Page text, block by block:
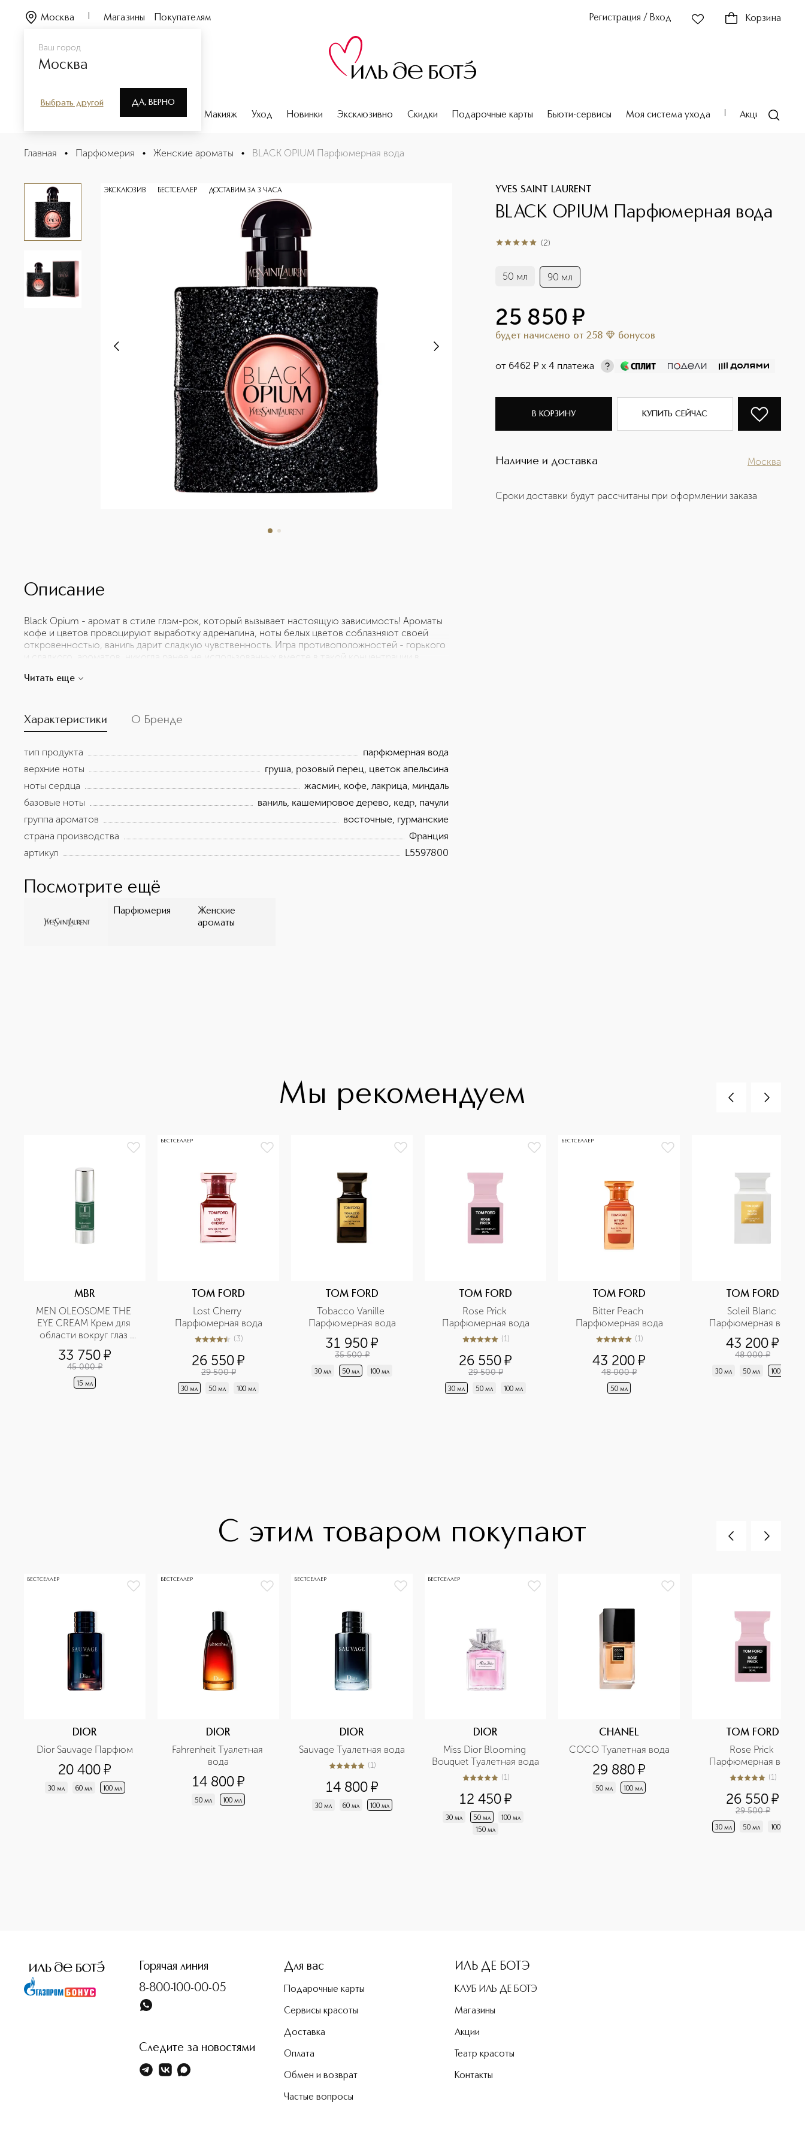
Ваш город
Москва
Выбрать другой ДА, ВЕРНО
Москва Магазины Покупателям Регистрация / Вход Корзина
Парфюмерия Макияж Уход Новинки Эксклюзивно Скидки Подарочные карты Бьюти-сервисы Моя система ухода Акции
BLACK OPIUM Парфюмерная вода
Описание
Главная • Парфюмерия • Женские ароматы • BLACK OPIUM Парфюмерная вода
ЭКСКЛЮЗИВ БЕСТСЕЛЛЕР ДОСТАВИМ ЗА 3 ЧАСА YVES SAINT LAURENT
BLACK OPIUM Парфюмерная вода
5из 52 (2)
50 мл 90 мл
25 850 ¤
будет начислено от 258 бонусов
от 6462 ¤ х 4 платежа
В КОРЗИНУ КУПИТЬ СЕЙЧАС
Наличие и доставка Москва
Сроки доставки будут рассчитаны при оформлении заказа
Описание
Black Opium - аромат в стиле глэм-рок, который вызывает настоящую зависимость! Ароматы
кофе и цветов провоцируют выработку адреналина, ноты белых цветов соблазняют своей
откровенностью, ваниль дарит сладкую чувственность. Игра противоположностей - горького
и сладкого, ароматов, никогда ранее не использованных вместе в такой концентрации в
аромат. Первая нота - кофе, пробуждает ваши чувства, дарит силу. Далее, аромат смягчается,
силы. Дерзкий? Возможно? Вызывает зависимость? Безусловно.
Читать еще
Характеристики О Бренде
тип продукта
парфюмерная вода
верхние ноты
груша, розовый перец, цветок апельсина
ноты сердца
жасмин, кофе, лакрица, миндаль
базовые ноты
ваниль, кашемировое дерево, кедр, пачули
группа ароматов
восточные, гурманские
страна производства
Франция
артикул
L5597800
Посмотрите ещё
Парфюмерия
Женские
ароматы
Мы рекомендуем
MBR
MEN OLEOSOME THE
EYE CREAM Крем для
области вокруг глаз
разглаживающий
33 750¤
45 000 ¤
15 мл
БЕСТСЕЛЛЕР
TOM FORD
Lost Cherry
Парфюмерная вода
4.4из53 (3)
26 550¤
29 500 ¤
30 мл 50 мл 100 мл
TOM FORD
Tobacco Vanille
Парфюмерная вода
31 950¤
35 500 ¤
30 мл 50 мл 100 мл
TOM FORD
Rose Prick
Парфюмерная вода
5из 51 (1)
26 550¤
29 500 ¤
30 мл 50 мл 100 мл
БЕСТСЕЛЛЕР
TOM FORD
Bitter Peach
Парфюмерная вода
5из 51 (1)
43 200¤
48 000 ¤
50 мл
TOM FORD
Soleil Blanc
Парфюмерная вода
43 200¤
48 000 ¤
30 мл 50 мл 100 мл
С этим товаром покупают
БЕСТСЕЛЛЕР
DIOR
Dior Sauvage Парфюм
20 400¤
30 мл 60 мл 100 мл
БЕСТСЕЛЛЕР
DIOR
Fahrenheit Туалетная
вода
14 800¤
50 мл 100 мл
БЕСТСЕЛЛЕР
DIOR
Sauvage Туалетная вода
5из 51 (1)
14 800¤
30 мл 60 мл 100 мл
БЕСТСЕЛЛЕР
DIOR
Miss Dior Blooming
Bouquet Туалетная вода
5из 51 (1)
12 450¤
30 мл 50 мл
100 мл
150 мл
CHANEL
COCO Туалетная вода
29 880¤
50 мл 100 мл
TOM FORD
Rose Prick
Парфюмерная вода
5из 51 (1)
26 550¤
29 500 ¤
30 мл 50 мл 100 мл
Горячая линия
8-800-100-00-05
Следите за новостями
Для вас
Подарочные карты
Сервисы красоты
Доставка
Оплата
Обмен и возврат
Частые вопросы
ИЛЬ ДЕ БОТЭ
КЛУБ ИЛЬ ДЕ БОТЭ
Магазины
Акции
Театр красоты
Контакты